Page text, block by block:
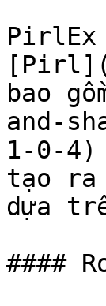
PirlEx
bao
and-
1-0-4)
tạo ra
dựa
####